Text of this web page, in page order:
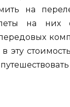
на
на них
эту